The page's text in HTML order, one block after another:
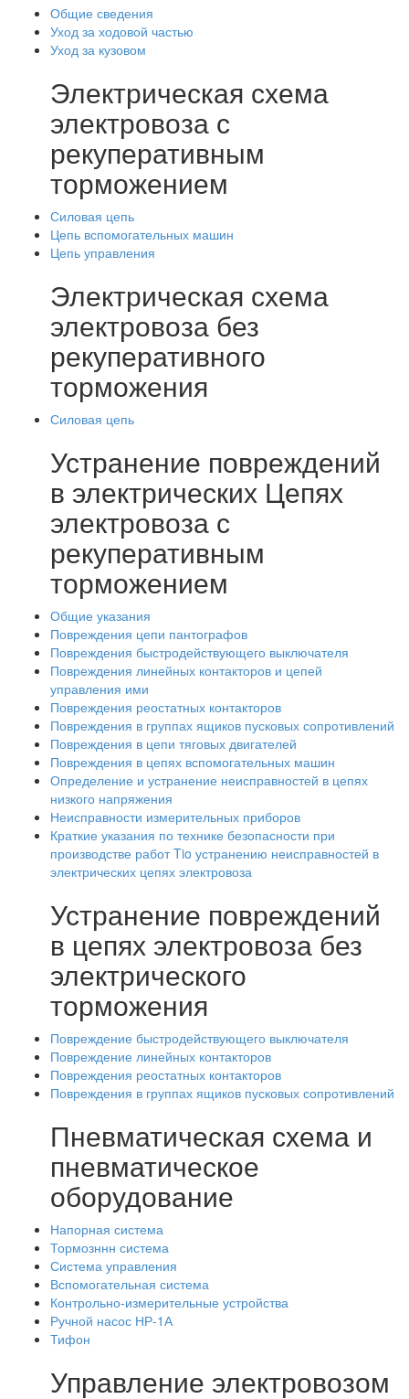
Общие сведения
Уход за ходовой частью
Уход за кузовом
Электрическая схема
электровоза с
рекуперативным
торможением
Силовая цепь
Цепь вспомогательных машин
Цепь управления
Электрическая схема
электровоза без
рекуперативного
торможения
Силовая цепь
Устранение повреждений
в электрических Цепях
электровоза с
рекуперативным
торможением
Общие указания
Повреждения цепи пантографов
Повреждения быстродействующего выключателя
Повреждения линейных контакторов и цепей
управления ими
Повреждения реостатных контакторов
Повреждения в группах ящиков пусковых сопротивлений
Повреждения в цепи тяговых двигателей
Повреждения в цепях вспомогательных машин
Определение и устранение неисправностей в цепях
низкого напряжения
Неисправности измерительных приборов
Краткие указания по технике безопасности при
производстве работ Tio устранению неисправностей в
электрических цепях электровоза
Устранение повреждений
в цепях электровоза без
электрического
торможения
Повреждение быстродействующего выключателя
Повреждение линейных контакторов
Повреждения реостатных контакторов
Повреждения в группах ящиков пусковых сопротивлений
Пневматическая схема и
пневматическое
оборудование
Напорная система
Тормозннн система
Система управления
Вспомогательная система
Контрольно-измерительные устройства
Ручной насос НР-1А
Тифон
Управление электровозом